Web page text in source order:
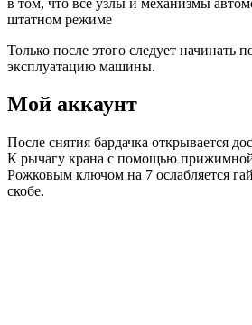
штатном режиме
Только после этого следует начинать
эксплуатацию машины.
Мой аккаунт
После снятия бардачка открывается
К рычагу крана с помощью прижимной
Рожковым ключом на 7 ослабляется
скобе.